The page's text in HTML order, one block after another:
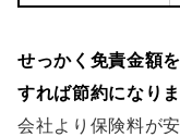
せっかく免責金額
すれば節約になりま
会社より保険料が